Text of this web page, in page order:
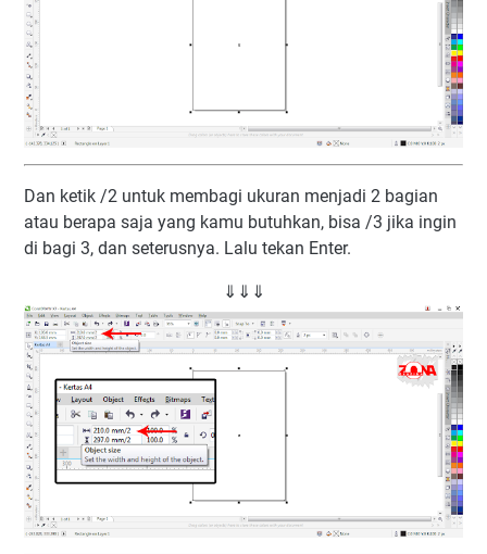
Dan ketik /2 untuk membagi ukuran menjadi 2 bagian
atau berapa saja yang kamu butuhkan, bisa /3 jika ingin
di bagi 3, dan seterusnya. Lalu tekan Enter.
⇓⇓⇓